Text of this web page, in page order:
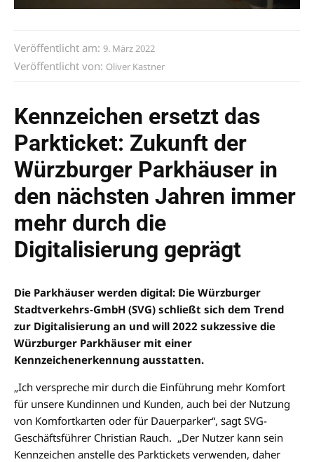
Veröffentlicht am: 9. März 2022
Veröffentlicht von: Oliver Kastner
Kennzeichen ersetzt das
Parkticket: Zukunft der
Würzburger Parkhäuser in
den nächsten Jahren immer
mehr durch die
Digitalisierung geprägt
Die Parkhäuser werden digital: Die Würzburger
Stadtverkehrs-GmbH (SVG) schließt sich dem Trend
zur Digitalisierung an und will 2022 sukzessive die
Würzburger Parkhäuser mit einer
Kennzeichenerkennung ausstatten.
„Ich verspreche mir durch die Einführung mehr Komfort
für unsere Kundinnen und Kunden, auch bei der Nutzung
von Komfortkarten oder für Dauerparker“, sagt SVG-
Geschäftsführer Christian Rauch. „Der Nutzer kann sein
Kennzeichen anstelle des Parktickets verwenden, daher